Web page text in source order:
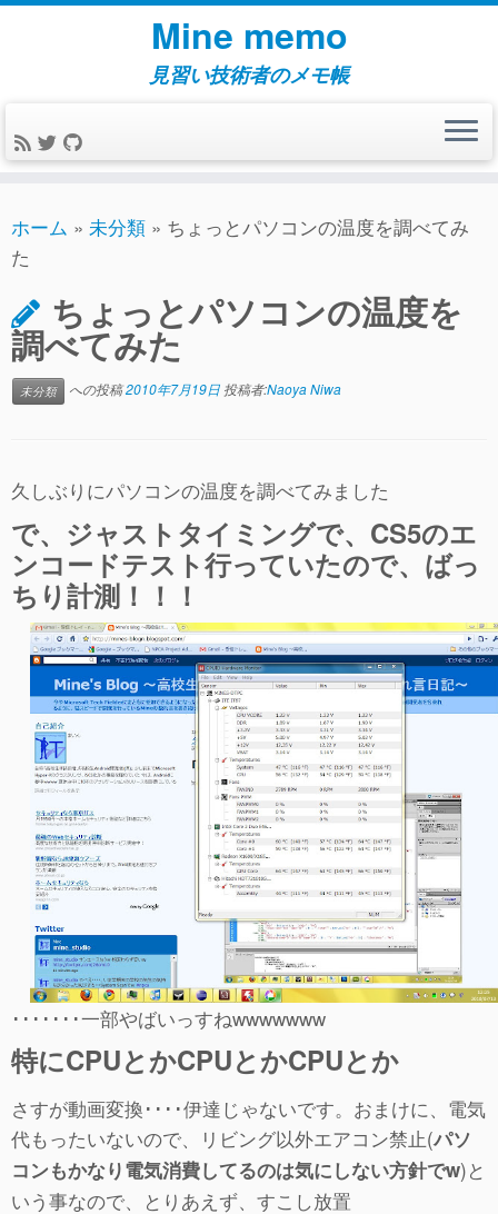
コ
ン
ツ
へ
キ
ッ
Mine memo
見習い技術者のメモ帳
ホーム » 未分類 » ちょっとパソコンの温度を調べてみ
た
ちょっとパソコンの温度を
調べてみた
未分類 への投稿2010年7月19日 投稿者:Naoya Niwa
久しぶりにパソコンの温度を調べてみました
で、ジャストタイミングで、CS5のエ
ンコードテスト行っていたので、ばっ
ちり計測！！！
･･･････一部やばいっすねwwwwwww
特にCPUとかCPUとかCPUとか
さすが動画変換････伊達じゃないです。おまけに、電気
代もったいないので、リビング以外エアコン禁止(パソ
コンもかなり電気消費してるのは気にしない方針でw)と
いう事なので、とりあえず、すこし放置